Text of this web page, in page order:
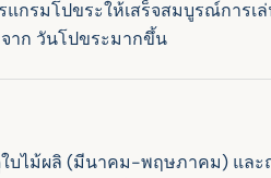
แกรมโปขระให้เสร็จสมบูรณ์การเ
าก วันโปขระมากขึ้น
บไม้ผลิ (มีนาคม-พฤษภาคม) และ